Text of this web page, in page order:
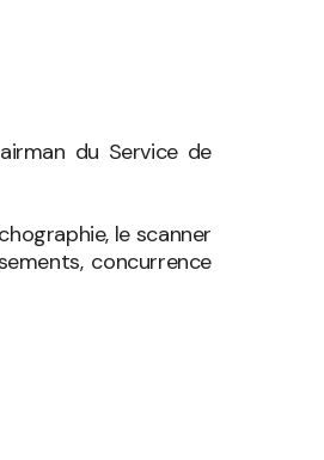
du Service de
le scanner
concurrence